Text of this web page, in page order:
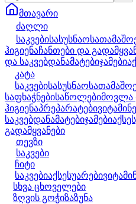
მთავარი
ძაღლი
საკვებისასუსნაო
ჰიგიენაჩანთები და
და საკვებდანამატებიჯამები
კატა
საკვებისასუსნაო
საფხაჭნებისაწოლებიმოვლა
ჰიგიენაპრეპარატები
საკვებდანამატებიჯამები
გადამყვანები
თევზი
საკვები
ჩიტი
საკვებიაქსესუარები
სხვა ცხოველები
ზღვის გოჭიზაზუნა